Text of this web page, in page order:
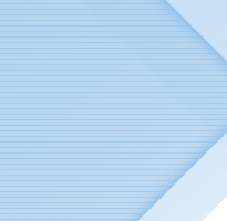
移至網頁之主要內容區位置